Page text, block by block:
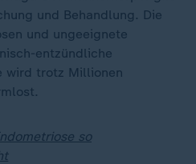
und Behandlung. Die
und ungeeignete
entzündliche
wird trotz Millionen
so